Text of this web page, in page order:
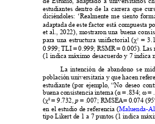
estudiantes dentro de la carrera que
   
adaptada de este factor está compuesta
et al., 2022), mostraron una buena
para una estructura unifactorial (2 =
0.999; TLI = 0.999; RSMR = 0.005). Las
La intención de abandono se
población universitaria y que hacen
estudiante (por ejemplo, “No deseo

p 
en el estudio de referencia (Maluenda-